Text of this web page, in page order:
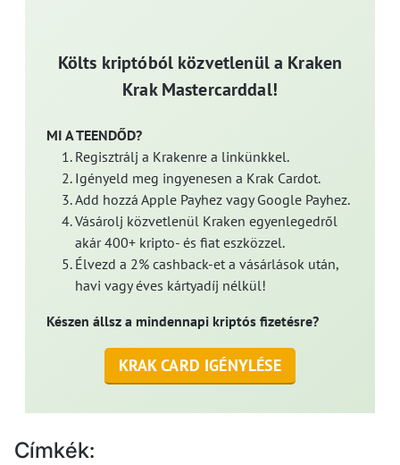
Költs kriptóból közvetlenül a Kraken
Krak Mastercarddal!
MI A TEENDŐD?
Regisztrálj a Krakenre a linkünkkel.
Igényeld meg ingyenesen a Krak Cardot.
Add hozzá Apple Payhez vagy Google Payhez.
Vásárolj közvetlenül Kraken egyenlegedről
akár 400+ kripto- és fiat eszközzel.
Élvezd a 2% cashback-et a vásárlások után,
havi vagy éves kártyadíj nélkül!
Készen állsz a mindennapi kriptós fizetésre?
KRAK CARD IGÉNYLÉSE
Címkék: